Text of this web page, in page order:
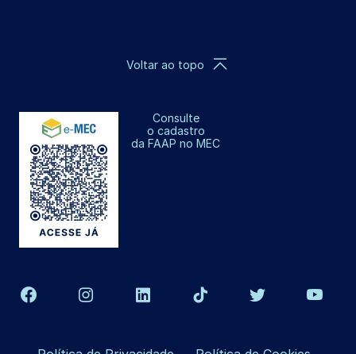
Consulte
o cadastro
da FAAP no MEC
Voltar ao topo